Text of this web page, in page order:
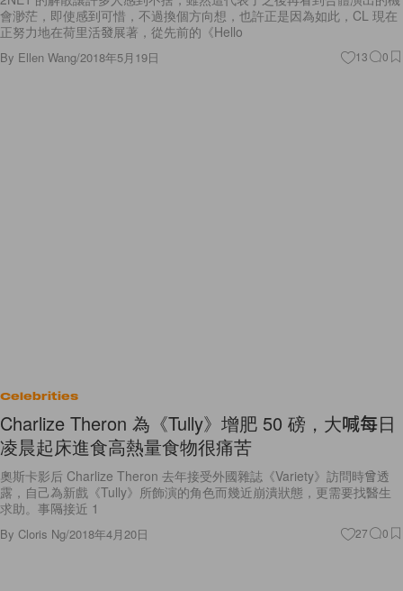
會渺茫，即使感到可惜，不過換個方向想，也許正是因為如此，CL 現在
正努力地在荷里活發展著，從先前的《Hello
By Ellen Wang/2018年5月19日 13 0
Celebrities
Charlize Theron 為《Tully》增肥 50 磅，大喊每日
凌晨起床進食高熱量食物很痛苦
奧斯卡影后 Charlize Theron 去年接受外國雜誌《Variety》訪問時曾透
露，自己為新戲《Tully》所飾演的角色而幾近崩潰狀態，更需要找醫生
求助。事隔接近 1
By Cloris Ng/2018年4月20日 27 0